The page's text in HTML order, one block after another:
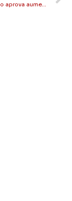
Brasil: Senado aprova aumento do piso salarial dos professores para R$ 5.130,63